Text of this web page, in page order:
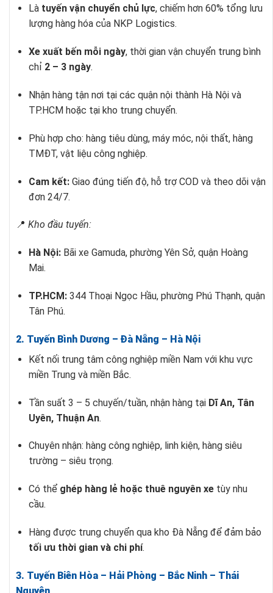
Là tuyến vận chuyển chủ lực, chiếm hơn 60% tổng lưu
lượng hàng hóa của NKP Logistics.
Xe xuất bến mỗi ngày, thời gian vận chuyển trung bình
chỉ 2 – 3 ngày.
Nhận hàng tận nơi tại các quận nội thành Hà Nội và
TP.HCM hoặc tại kho trung chuyển.
Phù hợp cho: hàng tiêu dùng, máy móc, nội thất, hàng
TMĐT, vật liệu công nghiệp.
Cam kết:Giao đúng tiến độ, hỗ trợ COD và theo dõi vận
đơn 24/7.
📍 Kho đầu tuyến:
Hà Nội:Bãi xe Gamuda, phường Yên Sở, quận Hoàng
Mai.
TP.HCM:344 Thoại Ngọc Hầu, phường Phú Thạnh, quận
Tân Phú.
2. Tuyến Bình Dương – Đà Nẵng – Hà Nội
Kết nối trung tâm công nghiệp miền Nam với khu vực
miền Trung và miền Bắc.
Tần suất 3 – 5 chuyến/tuần, nhận hàng tại Dĩ An, Tân
Uyên, Thuận An.
Chuyên nhận: hàng công nghiệp, linh kiện, hàng siêu
trường – siêu trọng.
Có thể ghép hàng lẻ hoặc thuê nguyên xetùy nhu
cầu.
Hàng được trung chuyển qua kho Đà Nẵng để đảm bảo
tối ưu thời gian và chi phí.
3. Tuyến Biên Hòa – Hải Phòng – Bắc Ninh – Thái